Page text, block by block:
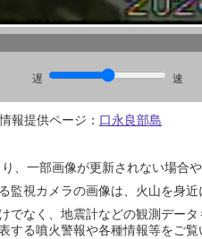
遅 速
報提供ページ： 口永良部島
、一部画像が更新されない場合
監視カメラの画像は、火山を身
でなく、地震計などの観測デー
する噴火警報や各種情報等をご